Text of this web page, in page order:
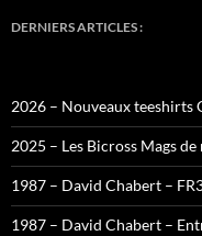
DERNIERS ARTICLES :
2026 – Nouveaux teeshirts
2025 – Les Bicross Mags
1987 – David Chabert –
1987 – David Chabert –